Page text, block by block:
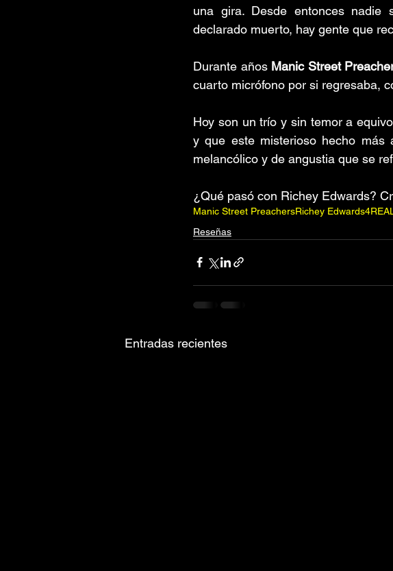
una gira. Desde entonces
declarado muerto, hay gente que
Durante años Manic Street
cuarto micrófono por si regresaba,
Hoy son un trío y sin temor a
y que este misterioso hecho más
melancólico y de angustia que se
¿Qué pasó con Richey Edwards?
Manic Street PreachersRichey Edwards
Reseñas
Entradas recientes